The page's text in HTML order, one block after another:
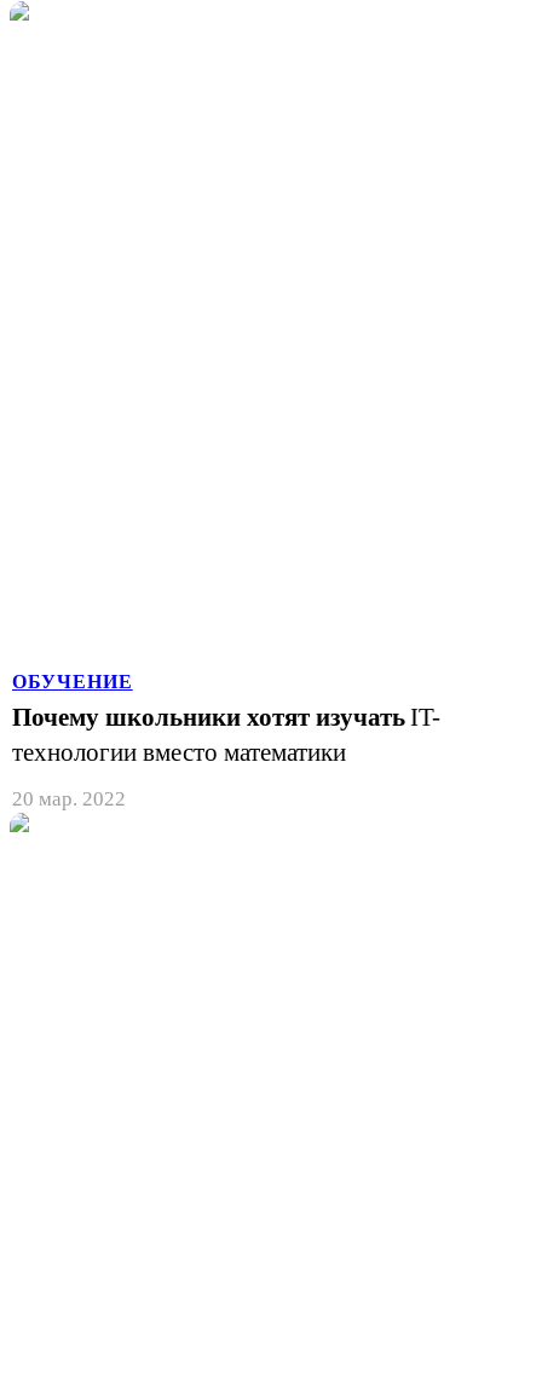
ОБУЧЕНИЕ
Почему школьники хотят изучатьIT-
технологии вместо математики
20 мар. 2022